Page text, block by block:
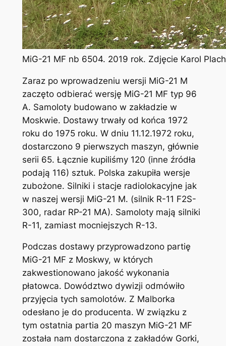
MiG-21 MF nb 6504. 2019 rok. Zdjęcie Karol
Zaraz po wprowadzeniu wersji MiG-21 M
zaczęto odbierać wersję MiG-21 MF typ 96
A. Samoloty budowano w zakładzie w
Moskwie. Dostawy trwały od końca 1972
roku do 1975 roku. W dniu 11.12.1972 roku,
dostarczono 9 pierwszych maszyn, głównie
serii 65. Łącznie kupiliśmy 120 (inne źródła
podają 116) sztuk. Polska zakupiła wersje
zubożone. Silniki i stacje radiolokacyjne jak
w naszej wersji MiG-21 M. (silnik R-11 F2S-
300, radar RP-21 MA). Samoloty mają silniki
R-11, zamiast mocniejszych R-13.
Podczas dostawy przyprowadzono partię
MiG-21 MF z Moskwy, w których
zakwestionowano jakość wykonania
płatowca. Dowództwo dywizji odmówiło
przyjęcia tych samolotów. Z Malborka
odesłano je do producenta. W związku z
tym ostatnia partia 20 maszyn MiG-21 MF
została nam dostarczona z zakładów Gorki,